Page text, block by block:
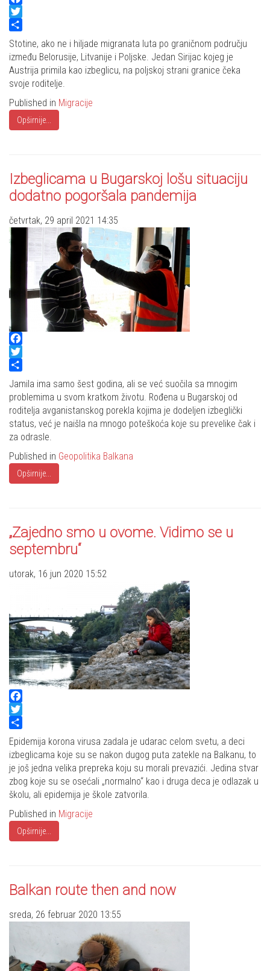
Facebook
Twitter
Share
Stotine, ako ne i hiljade migranata luta po graničnom području
između Belorusije, Litvanije i Poljske. Jedan Sirijac kojeg je
Austrija primila kao izbeglicu, na poljskoj strani granice čeka
svoje roditelje.
Published in Migracije
Opširnije...
Izbeglicama u Bugarskoj lošu situaciju
dodatno pogoršala pandemija
četvrtak, 29 april 2021 14:35
Facebook
Twitter
Share
Jamila ima samo šest godina, ali se već suočila sa mnogim
problemima u svom kratkom životu. Rođena u Bugarskoj od
roditelja avganistanskog porekla kojima je dodeljen izbeglički
status, već je naišla na mnogo poteškoća koje su prevelike čak i
za odrasle.
Published in Geopolitika Balkana
Opširnije...
„Zajedno smo u ovome. Vidimo se u
septembru“
utorak, 16 jun 2020 15:52
Facebook
Twitter
Share
Epidemija korona virusa zadala je udarac celom svetu, a deci
izbeglicama koje su se nakon dugog puta zatekle na Balkanu, to
je još jedna velika prepreka koju su morali prevazići. Jedina stvar
zbog koje su se osećali „normalno“ kao i druga deca je odlazak u
školu, ali epidemija je škole zatvorila.
Published in Migracije
Opširnije...
Balkan route then and now
sreda, 26 februar 2020 13:55